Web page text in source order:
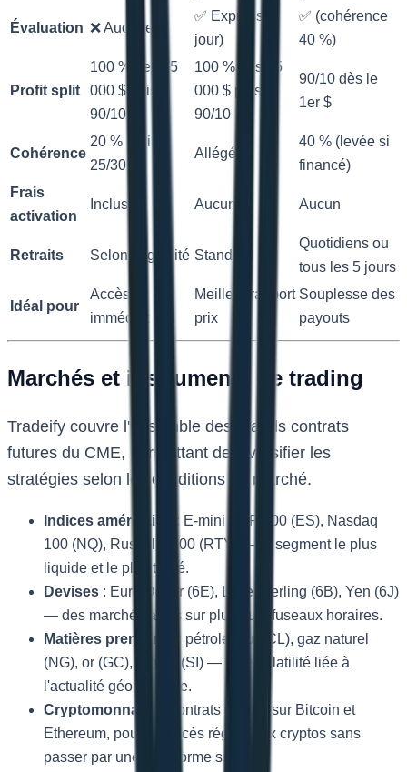
Évaluation ❌ Aucune
✅ Express (1
jour)
✅ (cohérence
40 %)
Profit split
100 % des 15
000 $ puis
90/10
100 % des 15
000 $ puis
90/10
90/10 dès le
1er $
Cohérence
20 % (puis
25/30 %)
Allégée
40 % (levée si
financé)
Frais
activation
Inclus Aucun Aucun
Retraits Selon éligibilité Standard
Quotidiens ou
tous les 5 jours
Idéal pour
Accès
immédiat
Meilleur rapport
prix
Souplesse des
payouts
Marchés et instruments de trading
Tradeify couvre l'ensemble des grands contrats
futures du CME, permettant de diversifier les
stratégies selon les conditions de marché.
Indices américains
: E-mini S&P 500 (ES), Nasdaq
100 (NQ), Russell 2000 (RTY) — le segment le plus
liquide et le plus tradé.
Devises : Euro/Dollar (6E), Livre Sterling (6B), Yen (6J)
— des marchés actifs sur plusieurs fuseaux horaires.
Matières premières
: pétrole brut (CL), gaz naturel
(NG), or (GC), argent (SI) — forte volatilité liée à
l'actualité géopolitique.
Cryptomonnaies
: contrats futures sur Bitcoin et
Ethereum, pour un accès régulé aux cryptos sans
passer par une plateforme spot.